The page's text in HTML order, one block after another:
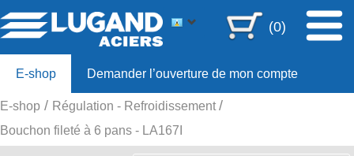
(0)
E-shop Demander l’ouverture de mon compte
Offre 80ans
E-shop
Régulation - Refroidissement
Bouchon fileté à 6 pans - LA167I